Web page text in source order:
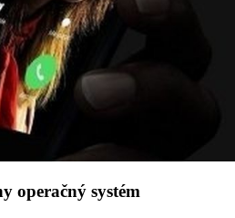
operačný systém